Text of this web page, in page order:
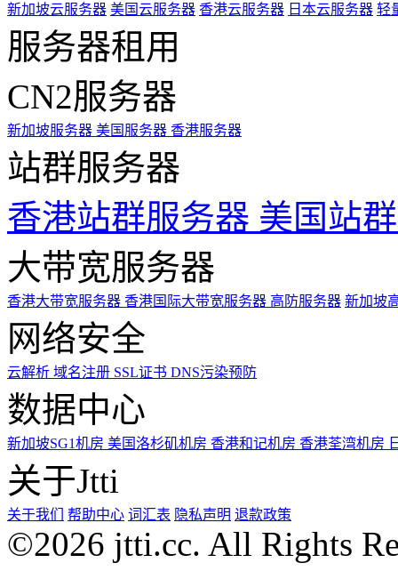
新加坡云服务器 美国云服务器 香港云服务器 日本云服务器 轻
服务器租用
CN2服务器
新加坡服务器 美国服务器 香港服务器
站群服务器
香港站群服务器 美国站
大带宽服务器
香港大带宽服务器 香港国际大带宽服务器 高防服务器 新加坡
网络安全
云解析 域名注册 SSL证书 DNS污染预防
数据中心
新加坡SG1机房 美国洛杉矶机房 香港和记机房 香港荃湾机房
关于Jtti
关于我们 帮助中心 词汇表 隐私声明 退款政策
©2026 jtti.cc. All Rights